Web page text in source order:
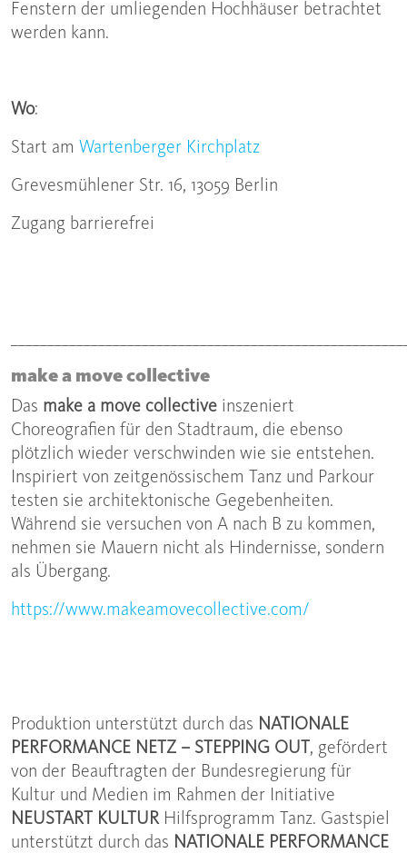
Fenstern der umliegenden Hochhäuser betrachtet
werden kann.
Wo:
Start am Wartenberger Kirchplatz
Grevesmühlener Str. 16, 13059 Berlin
Zugang barrierefrei
make a move collective
Das make a move collective inszeniert
Choreografien für den Stadtraum, die ebenso
plötzlich wieder verschwinden wie sie entstehen.
Inspiriert von zeitgenössischem Tanz und Parkour
testen sie architektonische Gegebenheiten.
Während sie versuchen von A nach B zu kommen,
nehmen sie Mauern nicht als Hindernisse, sondern
als Übergang.
https://www.makeamovecollective.com/
Produktion unterstützt durch das NATIONALE
PERFORMANCE NETZ – STEPPING OUT , gefördert
von der Beauftragten der Bundesregierung für
Kultur und Medien im Rahmen der Initiative
NEUSTART KULTURHilfsprogramm Tanz. Gastspiel
unterstützt durch das NATIONALE PERFORMANCE